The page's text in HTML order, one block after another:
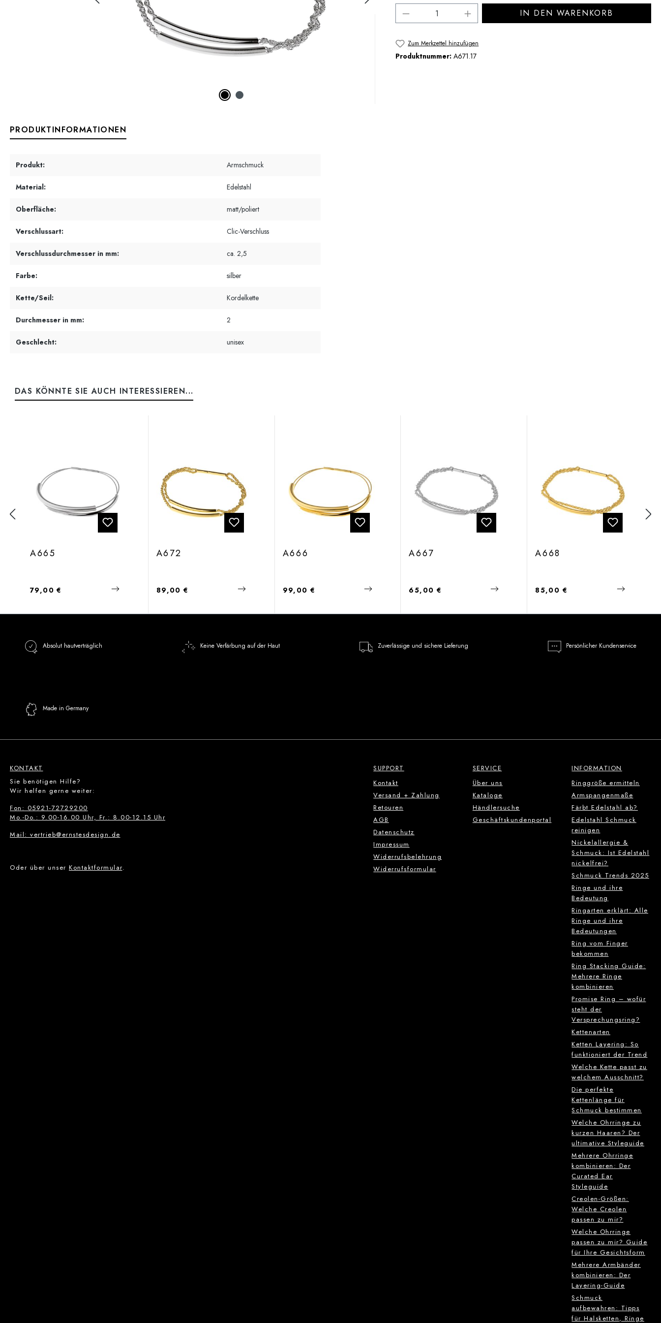
Produkt Anzahl: Gib den gewünschten Wert ein
IN DEN WARENKORB
Zum Merkzettel hinzufügen
Produktnummer: A671.17
PRODUKTINFORMATIONEN
Produkt: Armschmuck
Material: Edelstahl
Oberfläche: matt/poliert
Verschlussart: Clic-Verschluss
Verschlussdurchmesser in mm: ca. 2,5
Farbe: silber
Kette/Seil: Kordelkette
Durchmesser in mm: 2
Geschlecht: unisex
DAS KÖNNTE SIE AUCH INTERESSIEREN...
A665
Regulärer Preis:
79,00 €
A672
Regulärer Preis:
89,00 €
A666
Regulärer Preis:
99,00 €
A667
Regulärer Preis:
65,00 €
A668
Regulärer Preis:
85,00 €
Absolut hautverträglich Keine Verfärbung auf der Haut Zuverlässige und sichere Lieferung Persönlicher Kundenservice
Made in Germany
KONTAKT
Sie benötigen Hilfe?
Wir helfen gerne weiter:
Fon: 05921-72729200
Mo.-Do.: 9.00-16.00 Uhr, Fr.: 8.00-12.15 Uhr
Mail: vertrieb@ernstesdesign.de
Oder über unser Kontaktformular.
SUPPORT
Kontakt
Versand + Zahlung
Retouren
AGB
Datenschutz
Impressum
Widerrufsbelehrung
Widerrufsformular
SERVICE
Über uns
Kataloge
Händlersuche
Geschäftskundenportal
INFORMATION
Ringgröße ermitteln
Armspangenmaße
Färbt Edelstahl ab?
Edelstahl Schmuck
reinigen
Nickelallergie &
Schmuck: Ist Edelstahl
nickelfrei?
Schmuck Trends 2025
Ringe und ihre
Bedeutung
Ringarten erklärt: Alle
Ringe und ihre
Bedeutungen
Ring vom Finger
bekommen
Ring Stacking Guide:
Mehrere Ringe
kombinieren
Promise Ring – wofür
steht der
Versprechungsring?
Kettenarten
Ketten Layering: So
funktioniert der Trend
Welche Kette passt zu
welchem Ausschnitt?
Die perfekte
Kettenlänge für
Schmuck bestimmen
Welche Ohrringe zu
kurzen Haaren? Der
ultimative Styleguide
Mehrere Ohrringe
kombinieren: Der
Curated Ear
Styleguide
Creolen-Größen:
Welche Creolen
passen zu mir?
Welche Ohrringe
passen zu mir? Guide
für Ihre Gesichtsform
Mehrere Armbänder
kombinieren: Der
Layering-Guide
Schmuck
aufbewahren: Tipps
für Halsketten, Ringe